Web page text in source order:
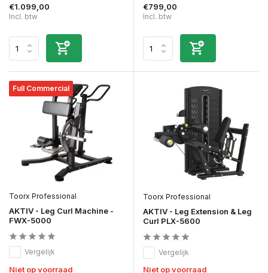
€1.099,00
Incl. btw
€799,00
Incl. btw
Full Commercial
Toorx Professional
AKTIV - Leg Curl Machine -
FWX-5000
Vergelijk
Niet op voorraad
Toorx Professional
AKTIV - Leg Extension & Leg
Curl PLX-5600
Vergelijk
Niet op voorraad